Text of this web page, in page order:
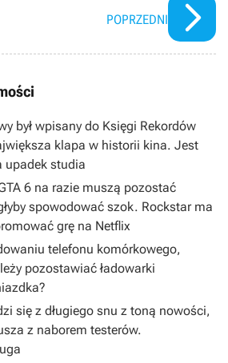
POPRZEDNI
był wpisany do Księgi Rekordów
klapa w historii kina. Jest
upadek studia
6 na razie muszą pozostać
spowodować szok. Rockstar ma
grę na Netflix
telefonu komórkowego,
pozostawiać ładowarki
się z długiego snu z toną nowości,
z naborem testerów.